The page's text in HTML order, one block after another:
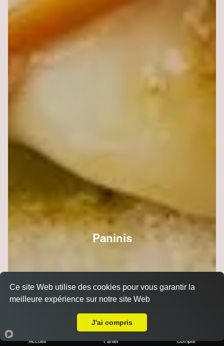
Paninis
Accueil Panier Compte
Ce site Web utilise des cookies pour vous garantir la
meilleure expérience sur notre site Web
J'ai compris